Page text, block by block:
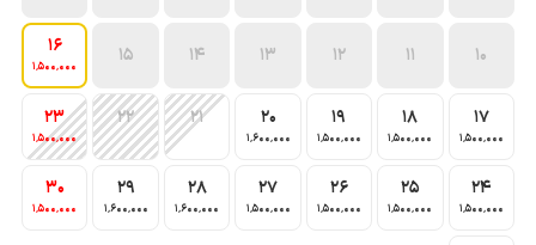
10
11
12
13
14
15
16
1٬500٬000
17
1٬500٬000
18
1٬500٬000
19
1٬500٬000
20
1٬600٬000
21
22
23
1٬500٬000
24
1٬500٬000
25
1٬500٬000
26
1٬500٬000
27
1٬500٬000
28
1٬600٬000
29
1٬600٬000
30
1٬500٬000